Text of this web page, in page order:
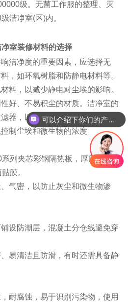
级。无菌工作服的整理、灭
洁净室(区)内。
装修材料的选择
净度的重要因素，应选择无
，如环氧树脂和防静电材料等。
料，以减少静电对尘埃的影响。
好、不易积尘的材质。洁净室的
器，以过滤空气中微粒，同时应
制尘埃和微生物的浓度
列夹芯彩钢隔热板，厚度
膜。
密，以防止灰尘和微生物渗
防潮层，混凝土分仓线避免穿
清洁且防滑，有时还需具备静
腐蚀，易于识别污染物，使用
可以介绍下你们的产品么